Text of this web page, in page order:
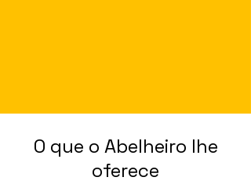
O que o Abelheiro lhe
oferece